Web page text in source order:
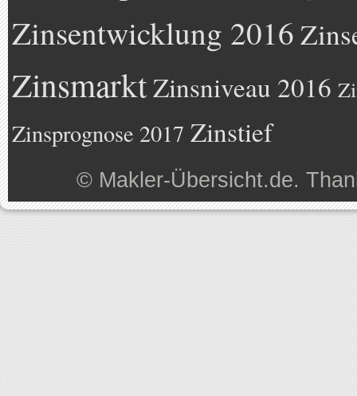
Zinsentwicklung 2016
ZinsmarktZinsniveau 2016
Zinsprognose 2017 Zinstief
© Makler-Übersicht.de.